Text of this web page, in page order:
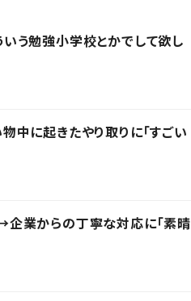
う勉強小学校とかでして欲し
中に起きたやり取りに「すごい
業からの丁寧な対応に「素晴